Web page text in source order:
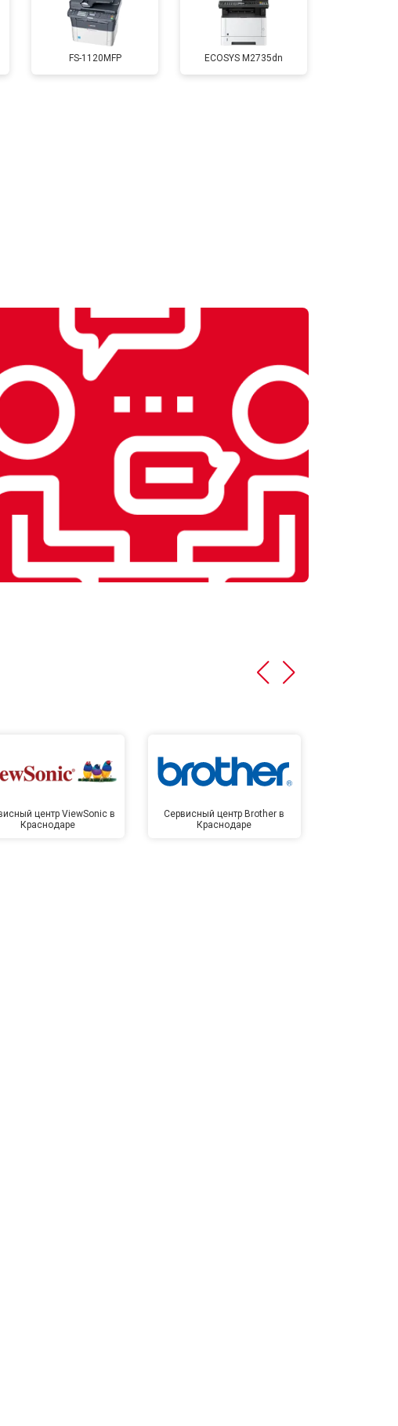
от 2800 ₽ Заказать
от 2700 ₽ Заказать
FS-1120MFP ECOSYS M2735dn
центр ViewSonic в
Краснодаре
Сервисный центр Brother в
Краснодаре